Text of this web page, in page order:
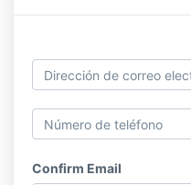
Confirm Email